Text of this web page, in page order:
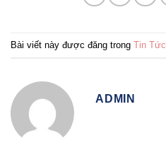
Bài viết này được đăng trong Tin Tức
ADMIN